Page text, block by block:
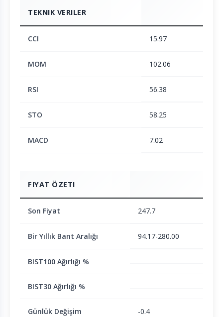
TEKNIK VERILER
CCI 15.97
MOM 102.06
RSI 56.38
STO 58.25
MACD 7.02
FIYAT ÖZETI
Son Fiyat 247.7
Bir Yıllık Bant Aralığı 94.17-280.00
BIST100 Ağırlığı %
BIST30 Ağırlığı %
Günlük Değişim -0.4